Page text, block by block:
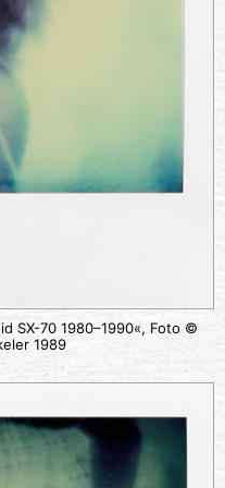
SX-70 1980–1990«, Foto ©
1989